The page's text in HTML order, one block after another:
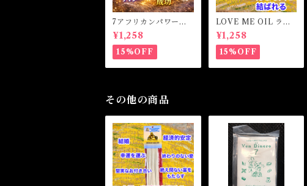
7アフリカンパワー
マジカルオイル・魔女
オイル 7AFRICAN
POWERS Magical O
il
¥1,258
15%OFF
LOVE ME OIL ラブ
ミーオイル -相思相
愛・愛される-
¥1,258
15%OFF
その他の商品